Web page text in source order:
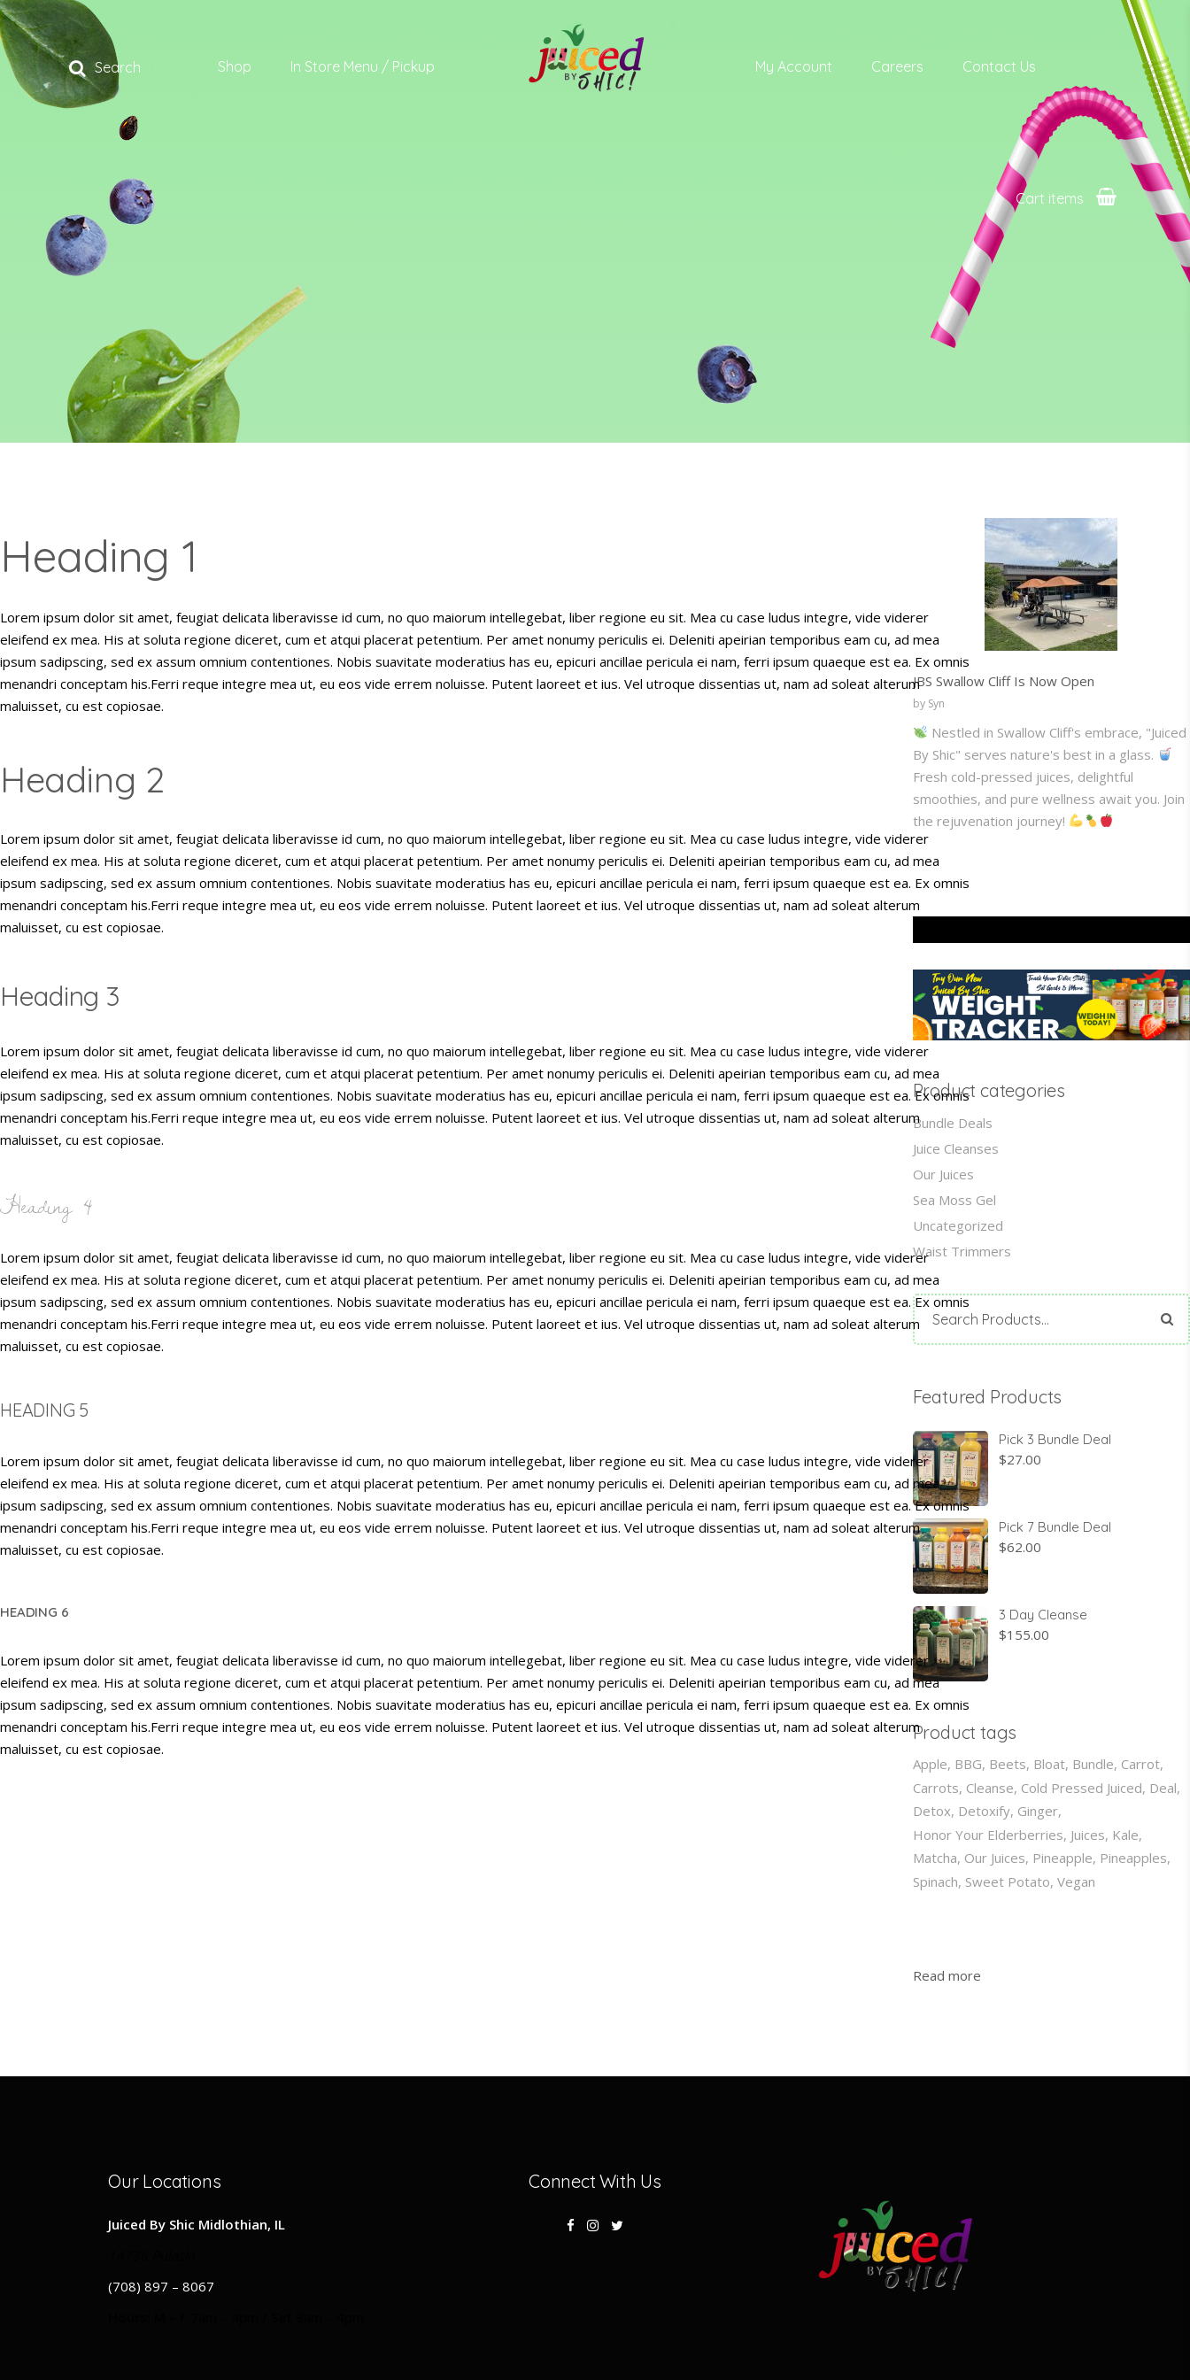
Shop In Store Menu / Pickup My Account Careers Contact Us
Cart items
Heading 1
Lorem ipsum dolor sit amet, feugiat delicata liberavisse id cum, no quo maiorum intellegebat, liber regione eu sit. Mea cu case ludus integre, vide viderer
eleifend ex mea. His at soluta regione diceret, cum et atqui placerat petentium. Per amet nonumy periculis ei. Deleniti apeirian temporibus eam cu, ad mea
ipsum sadipscing, sed ex assum omnium contentiones. Nobis suavitate moderatius has eu, epicuri ancillae pericula ei nam, ferri ipsum quaeque est ea. Ex omnis
menandri conceptam his.Ferri reque integre mea ut, eu eos vide errem noluisse. Putent laoreet et ius. Vel utroque dissentias ut, nam ad soleat alterum
maluisset, cu est copiosae.
Heading 2
Lorem ipsum dolor sit amet, feugiat delicata liberavisse id cum, no quo maiorum intellegebat, liber regione eu sit. Mea cu case ludus integre, vide viderer
eleifend ex mea. His at soluta regione diceret, cum et atqui placerat petentium. Per amet nonumy periculis ei. Deleniti apeirian temporibus eam cu, ad mea
ipsum sadipscing, sed ex assum omnium contentiones. Nobis suavitate moderatius has eu, epicuri ancillae pericula ei nam, ferri ipsum quaeque est ea. Ex omnis
menandri conceptam his.Ferri reque integre mea ut, eu eos vide errem noluisse. Putent laoreet et ius. Vel utroque dissentias ut, nam ad soleat alterum
maluisset, cu est copiosae.
Heading 3
Lorem ipsum dolor sit amet, feugiat delicata liberavisse id cum, no quo maiorum intellegebat, liber regione eu sit. Mea cu case ludus integre, vide viderer
eleifend ex mea. His at soluta regione diceret, cum et atqui placerat petentium. Per amet nonumy periculis ei. Deleniti apeirian temporibus eam cu, ad mea
ipsum sadipscing, sed ex assum omnium contentiones. Nobis suavitate moderatius has eu, epicuri ancillae pericula ei nam, ferri ipsum quaeque est ea. Ex omnis
menandri conceptam his.Ferri reque integre mea ut, eu eos vide errem noluisse. Putent laoreet et ius. Vel utroque dissentias ut, nam ad soleat alterum
maluisset, cu est copiosae.
Heading 4
Lorem ipsum dolor sit amet, feugiat delicata liberavisse id cum, no quo maiorum intellegebat, liber regione eu sit. Mea cu case ludus integre, vide viderer
eleifend ex mea. His at soluta regione diceret, cum et atqui placerat petentium. Per amet nonumy periculis ei. Deleniti apeirian temporibus eam cu, ad mea
ipsum sadipscing, sed ex assum omnium contentiones. Nobis suavitate moderatius has eu, epicuri ancillae pericula ei nam, ferri ipsum quaeque est ea. Ex omnis
menandri conceptam his.Ferri reque integre mea ut, eu eos vide errem noluisse. Putent laoreet et ius. Vel utroque dissentias ut, nam ad soleat alterum
maluisset, cu est copiosae.
HEADING 5
Lorem ipsum dolor sit amet, feugiat delicata liberavisse id cum, no quo maiorum intellegebat, liber regione eu sit. Mea cu case ludus integre, vide viderer
eleifend ex mea. His at soluta regione diceret, cum et atqui placerat petentium. Per amet nonumy periculis ei. Deleniti apeirian temporibus eam cu, ad mea
ipsum sadipscing, sed ex assum omnium contentiones. Nobis suavitate moderatius has eu, epicuri ancillae pericula ei nam, ferri ipsum quaeque est ea. Ex omnis
menandri conceptam his.Ferri reque integre mea ut, eu eos vide errem noluisse. Putent laoreet et ius. Vel utroque dissentias ut, nam ad soleat alterum
maluisset, cu est copiosae.
HEADING 6
Lorem ipsum dolor sit amet, feugiat delicata liberavisse id cum, no quo maiorum intellegebat, liber regione eu sit. Mea cu case ludus integre, vide viderer
eleifend ex mea. His at soluta regione diceret, cum et atqui placerat petentium. Per amet nonumy periculis ei. Deleniti apeirian temporibus eam cu, ad mea
ipsum sadipscing, sed ex assum omnium contentiones. Nobis suavitate moderatius has eu, epicuri ancillae pericula ei nam, ferri ipsum quaeque est ea. Ex omnis
menandri conceptam his.Ferri reque integre mea ut, eu eos vide errem noluisse. Putent laoreet et ius. Vel utroque dissentias ut, nam ad soleat alterum
maluisset, cu est copiosae.
JBS Swallow Cliff Is Now Open
by Syn
Nestled in Swallow Cliff's embrace, "Juiced
By Shic" serves nature's best in a glass.
Fresh cold-pressed juices, delightful
smoothies, and pure wellness await you. Join
the rejuvenation journey!
Product categories
Bundle Deals
Juice Cleanses
Our Juices
Sea Moss Gel
Uncategorized
Waist Trimmers
Search
for:
Featured Products
Pick 3 Bundle Deal
$27.00
Pick 7 Bundle Deal
$62.00
3 Day Cleanse
$155.00
Product tags
Apple BBG Beets Bloat Bundle Carrot
Carrots Cleanse Cold Pressed Juiced Deal
Detox Detoxify Ginger
Honor Your Elderberries Juices Kale
Matcha Our Juices Pineapple Pineapples
Spinach Sweet Potato Vegan
Read more:
Our Locations
Juiced By Shic Midlothian, IL
(708) 897 – 8067
Connect With Us